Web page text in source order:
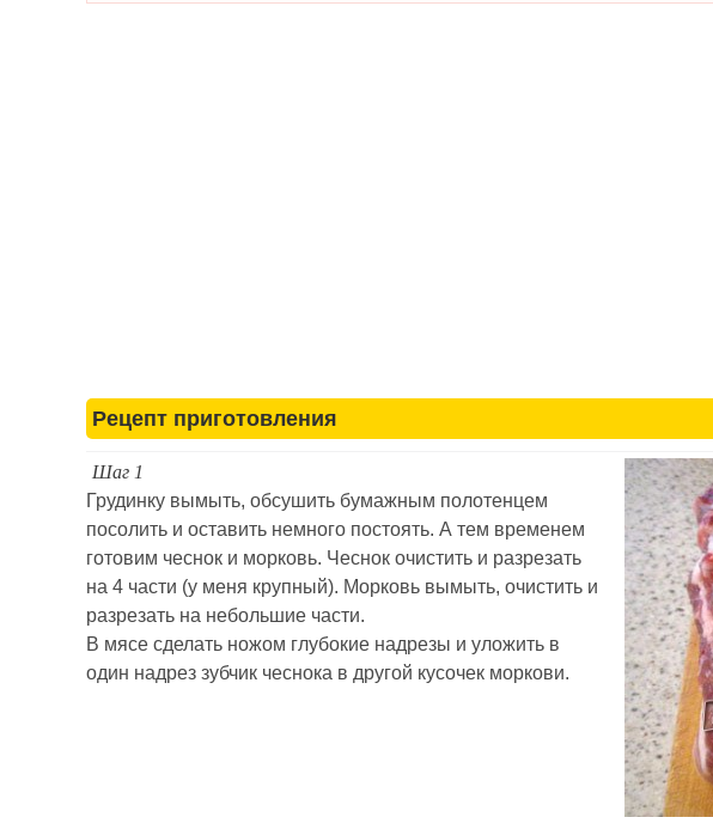
Рецепт приготовления
Шаг 1
Грудинку вымыть, обсушить бумажным полотенцем
посолить и оставить немного постоять. А тем временем
готовим чеснок и морковь. Чеснок очистить и разрезать
на 4 части (у меня крупный). Морковь вымыть, очистить и
разрезать на небольшие части.
В мясе сделать ножом глубокие надрезы и уложить в
один надрез зубчик чеснока в другой кусочек моркови.